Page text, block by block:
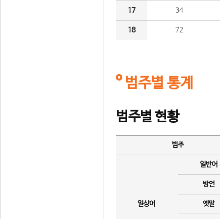
17 34
18 72
범주별 통계
범주별 현황
범주
일상어
일반어
방언
옛말